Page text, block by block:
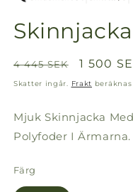
Ordinarie
pris
4 445 SEK 1 500
Skatter ingår. Frakt
Mjuk Skinnjacka
Polyfoder I Ärmarna.
Färg